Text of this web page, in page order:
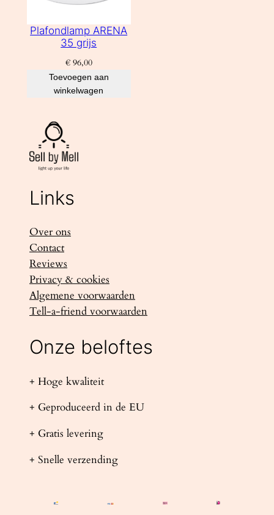
Plafondlamp ARENA
35 grijs
€96,00
Toevoegen aan
winkelwagen
Links
Over ons
Contact
Reviews
Privacy & cookies
Algemene voorwaarden
Tell-a-friend voorwaarden
Onze beloftes
+ Hoge kwaliteit
+ Geproduceerd in de EU
+ Gratis levering
+ Snelle verzending